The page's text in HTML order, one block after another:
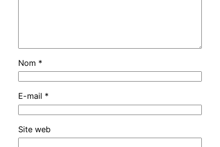
Nom *
E-mail *
Site web